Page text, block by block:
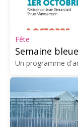
Fête
Semaine
Un programme